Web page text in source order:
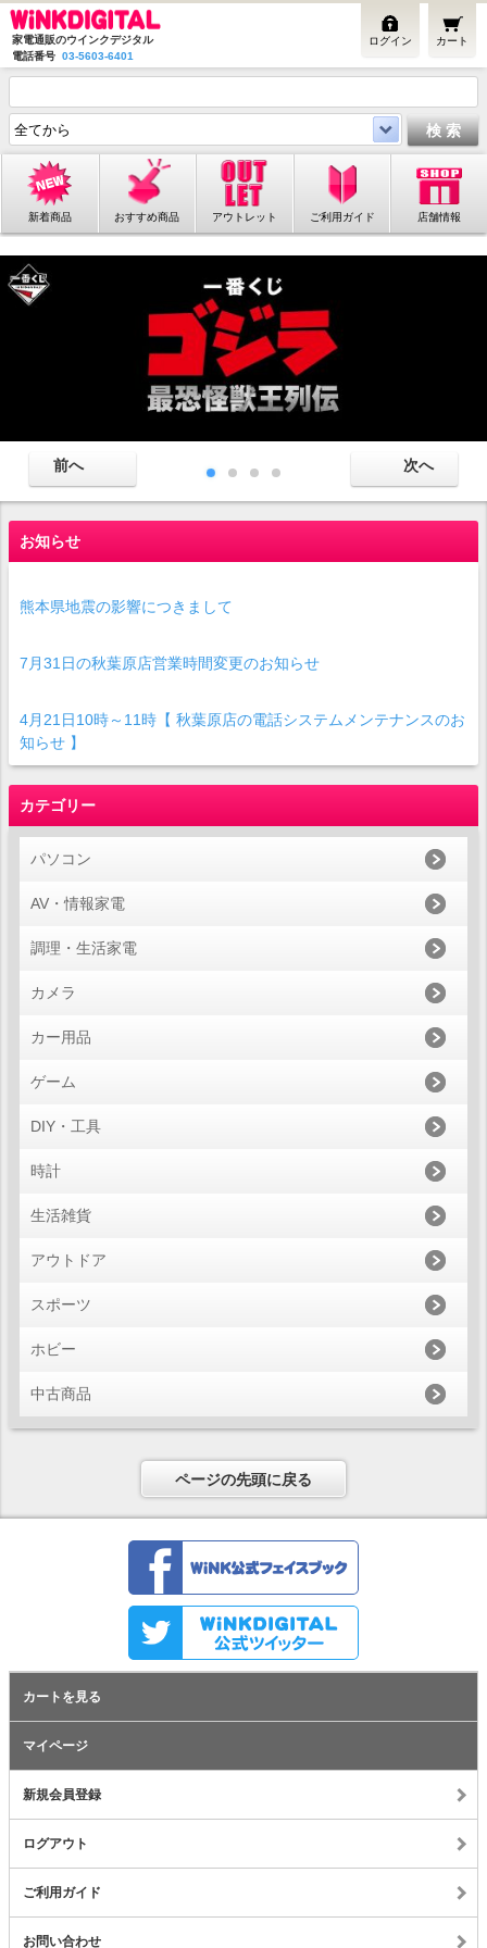
家電通販のウインクデジタル
電話番号 03-5603-6401
カート
ログイン
新着商品 おすすめ商品 アウトレット ご利用ガイド 店舗情報
お知らせ
熊本県地震の影響につきまして
7月31日の秋葉原店営業時間変更のお知らせ
4月21日10時～11時【 秋葉原店の電話システムメンテナンスのお
知らせ 】
カテゴリー
パソコン
AV・情報家電
調理・生活家電
カメラ
カー用品
ゲーム
DIY・工具
時計
生活雑貨
アウトドア
スポーツ
ホビー
中古商品
ページの先頭に戻る
カートを見る
マイページ
新規会員登録
ログアウト
ご利用ガイド
お問い合わせ